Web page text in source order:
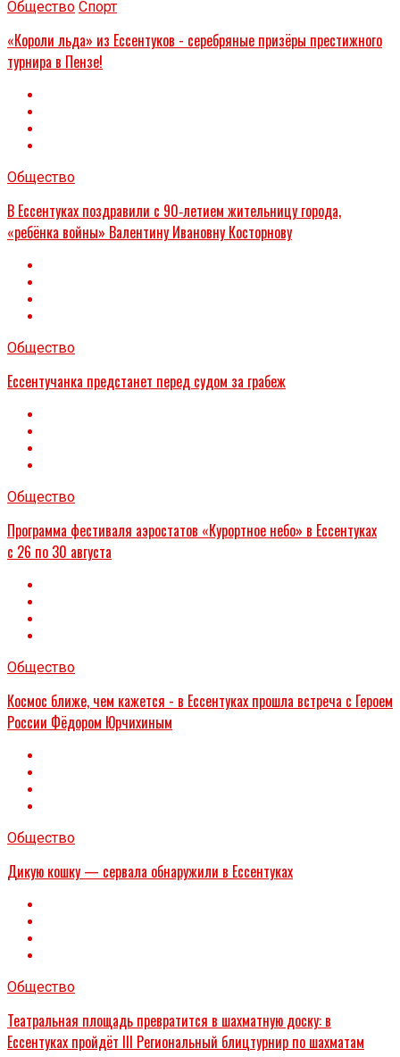
Общество Спорт
«Короли льда» из Ессентуков - серебряные призёры престижного
турнира в Пензе!
Общество
В Ессентуках поздравили с 90‑летием жительницу города,
«ребёнка войны» Валентину Ивановну Косторнову
Общество
Ессентучанка предстанет перед судом за грабеж
Общество
Программа фестиваля аэростатов «Курортное небо» в Ессентуках
с 26 по 30 августа
Общество
Космос ближе, чем кажется - в Ессентуках прошла встреча с Героем
России Фёдором Юрчихиным
Общество
Дикую кошку — сервала обнаружили в Ессентуках
Общество
Театральная площадь превратится в шахматную доску: в
Ессентуках пройдёт III Региональный блицтурнир по шахматам